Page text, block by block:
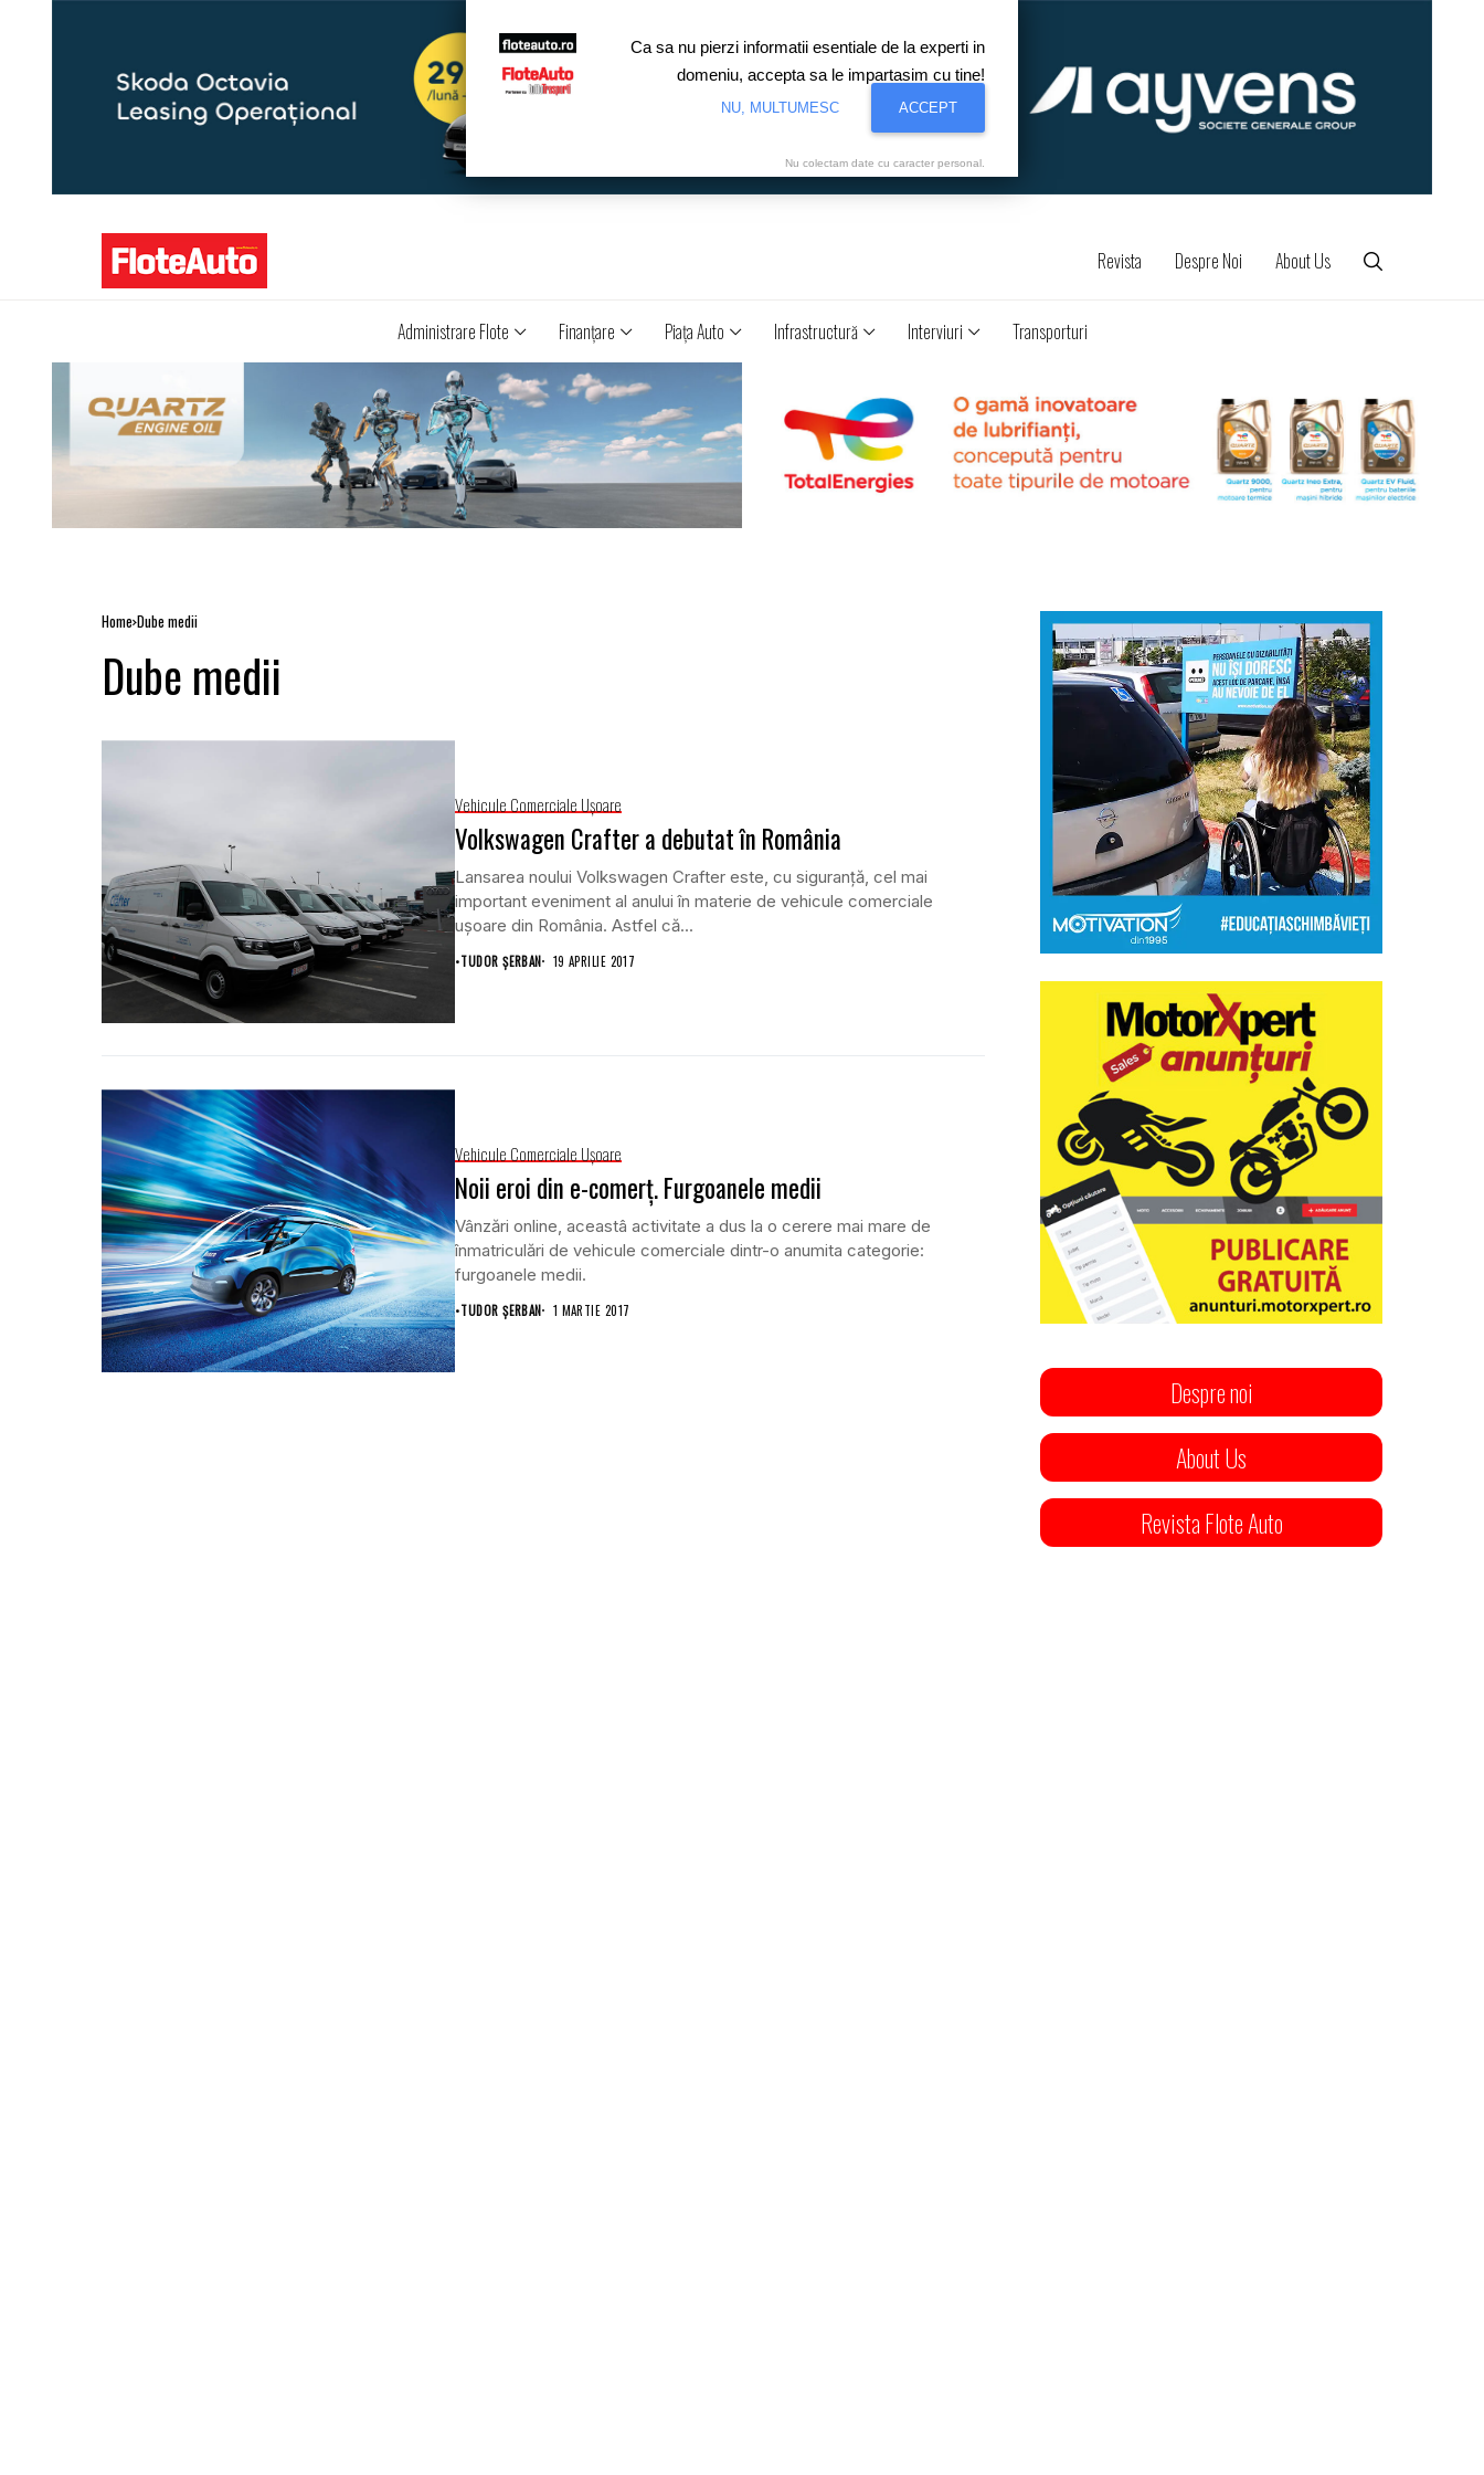
Revista Despre Noi About Us
Administrare Flote Finanţare Piaţa Auto Infrastructură Interviuri Transporturi
Home Dube medii
Dube medii
Vehicule Comerciale Uşoare
Volkswagen Crafter a debutat în România
Lansarea noului Volkswagen Crafter este, cu siguranță, cel mai
important eveniment al anului în materie de vehicule comerciale
ușoare din România. Astfel că...
•TUDOR ȘERBAN 19 APRILIE 2017
Vehicule Comerciale Uşoare
Noii eroi din e-comerț. Furgoanele medii
Vânzări online, aceastâ activitate a dus la o cerere mai mare de
înmatriculări de vehicule comerciale dintr-o anumita categorie:
furgoanele medii.
•TUDOR ȘERBAN 1 MARTIE 2017
Despre noi
About Us
Revista Flote Auto
Ca sa nu pierzi informatii esentiale de la experti in
domeniu, accepta sa le impartasim cu tine!
NU, MULTUMESC ACCEPT
Nu colectam date cu caracter personal.